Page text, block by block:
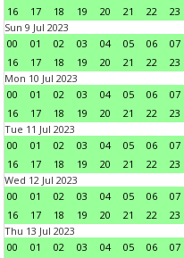
16
17 18 19 20 21 22
23
Sun 9 Jul 2023
00
01 02 03 04 05 06 07
16
17 18 19 20 21 22
23
Mon 10 Jul 2023
00
01 02 03 04 05 06 07
16
17 18 19 20 21 22
23
Tue 11 Jul 2023
00
01 02 03 04 05 06 07
16
17 18 19 20 21 22
23
Wed 12 Jul 2023
00
01 02 03 04 05 06 07
16
17 18 19 20 21 22
23
Thu 13 Jul 2023
00
01 02 03 04 05 06 07